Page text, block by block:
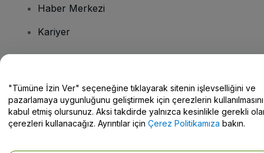
Haber Merkezi
Kariyer
Yardım Merkezi / Bize Ulaşın
"Tümüne İzin Ver" seçeneğine tıklayarak sitenin işlevselliğini ve
pazarlamaya uygunluğunu geliştirmek için çerezlerin kullanılmasını
kabul etmiş olursunuz. Aksi takdirde yalnızca kesinlikle gerekli
çerezleri kullanacağız. Ayrıntılar için Çerez Politikamıza bakın.